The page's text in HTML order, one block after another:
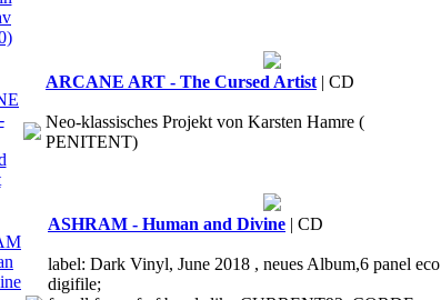
ARCANE ART - The Cursed Artist | CD
Neo-klassisches Projekt von Karsten Hamre (
PENITENT)
ASHRAM - Human and Divine | CD
label: Dark Vinyl, June 2018 , neues Album,6 panel eco
digifile;